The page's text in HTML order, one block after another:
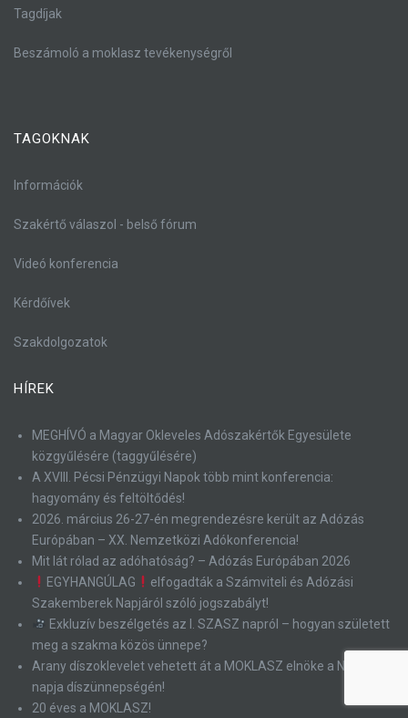
Tagdíjak
Beszámoló a moklasz tevékenységről
TAGOKNAK
Információk
Szakértő válaszol - belső fórum
Videó konferencia
Kérdőívek
Szakdolgozatok
HÍREK
MEGHÍVÓ a Magyar Okleveles Adószakértők Egyesülete
közgyűlésére (taggyűlésére)
A XVIII. Pécsi Pénzügyi Napok több mint konferencia:
hagyomány és feltöltődés!
2026. március 26-27-én megrendezésre került az Adózás
Európában – XX. Nemzetközi Adókonferencia!
Mit lát rólad az adóhatóság? – Adózás Európában 2026
EGYHANGÚLAG
elfogadták a Számviteli és Adózási
Szakemberek Napjáról szóló jogszabályt!
Exkluzív beszélgetés az I. SZASZ napról – hogyan született
meg a szakma közös ünnepe?
Arany díszoklevelet vehetett át a MOKLASZ elnöke a NAV
napja díszünnepségén!
20 éves a MOKLASZ!